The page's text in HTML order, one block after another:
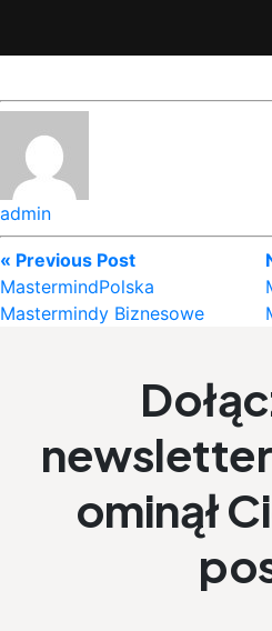
admin
« Previous Post
MastermindPolska
Mastermindy Biznesowe
ominął